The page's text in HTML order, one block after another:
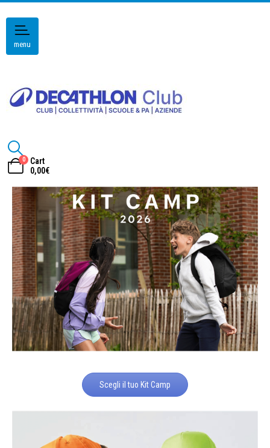
menu
0
Cart
0,00€
Scegli il tuo Kit Camp